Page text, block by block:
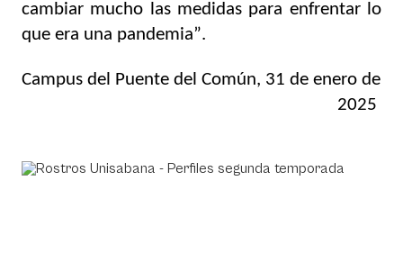
cambiar mucho las medidas para enfrentar lo
que era una pandemia”.
Campus del Puente del Común, 31 de enero de
2025